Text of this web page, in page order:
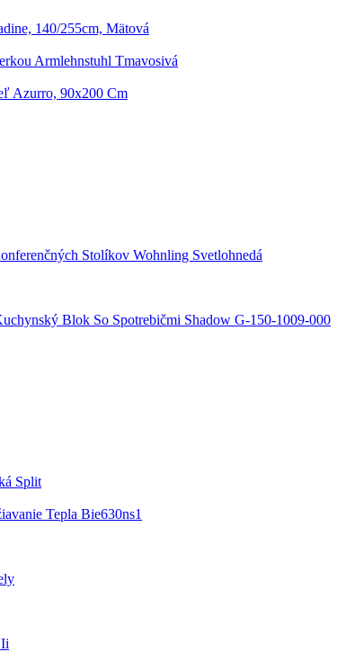
140/255cm, Mätová
Armlehnstuhl Tmavosivá
Azurro, 90x200 Cm
Stolíkov Wohnling Svetlohnedá
Blok So Spotrebičmi Shadow G-150-1009-000
Split
Tepla Bie630ns1